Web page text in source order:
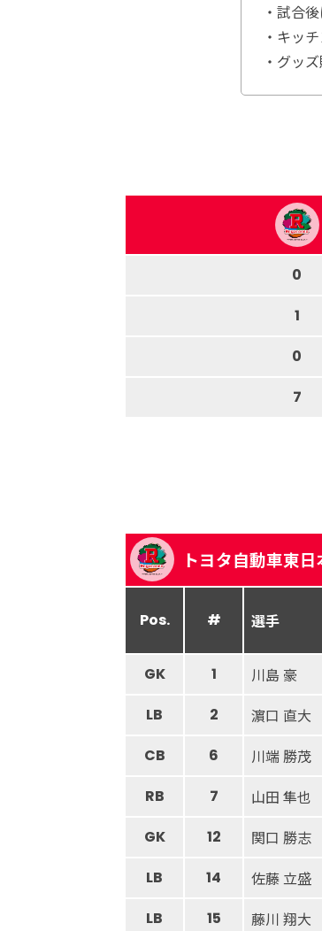
・試合
・キッ
・グッ
0
1
0
7
トヨタ自動車東
Pos. # 選手
GK
1 川島 豪
LB
2 濵口 直大
CB
6 川端 勝茂
RB
7 山田 隼也
GK
12 関口 勝志
LB
14 佐藤 立盛
LB
15 藤川 翔大